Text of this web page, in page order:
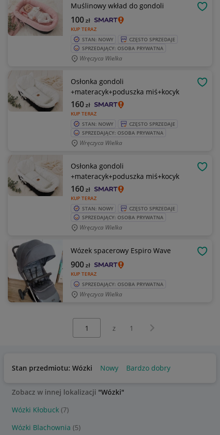
Muślinowy wkład do gondoli
KUP TERAZ
100zł
STAN: NOWY
CZĘSTO SPRZEDAJE
SPRZEDAJĄCY: OSOBA PRYWATNA
Wręczyca Wielka
Osłonka gondoli
+materacyk+poduszka miś+kocyk
KUP TERAZ
160zł
STAN: NOWY
CZĘSTO SPRZEDAJE
SPRZEDAJĄCY: OSOBA PRYWATNA
Wręczyca Wielka
Osłonka gondoli
+materacyk+poduszka miś+kocyk
KUP TERAZ
160zł
STAN: NOWY
CZĘSTO SPRZEDAJE
SPRZEDAJĄCY: OSOBA PRYWATNA
Wręczyca Wielka
Wózek spacerowy Espiro Wave
KUP TERAZ
900zł
SPRZEDAJĄCY: OSOBA PRYWATNA
Wręczyca Wielka
z 1 Następna strona
Stan przedmiotu: Wózki Nowy Bardzo dobry
Zobacz w innej lokalizacji "Wózki"
Wózki Kłobuck (7)
Wózki Blachownia (5)